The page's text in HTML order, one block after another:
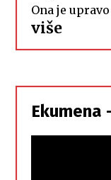
Ona je
više:
Hrvati
Srbi,
braća